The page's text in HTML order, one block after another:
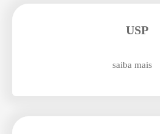
USP
saiba mais